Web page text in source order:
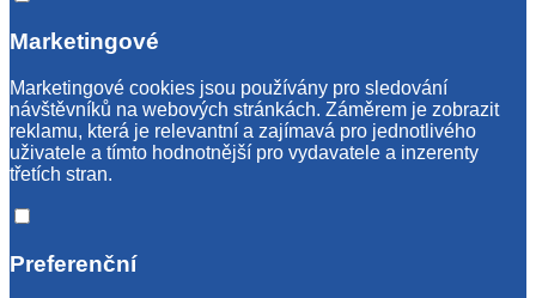
Marketingové
Marketingové cookies jsou používány pro sledování
návštěvníků na webových stránkách. Záměrem je zobrazit
reklamu, která je relevantní a zajímavá pro jednotlivého
uživatele a tímto hodnotnější pro vydavatele a inzerenty
třetích stran.
Preferenční